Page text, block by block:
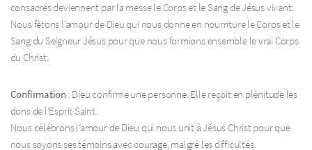
consacrés deviennent par la messe le Corps et le Sang de Jésus vivant.
Nous fêtons l’amour de Dieu qui nous donne en nourriture le Corps et le
Sang du Seigneur Jésus pour que nous formions ensemble le vrai Corps
du Christ.
Confirmation : Dieu confirme une personne. Elle reçoit en plénitude les
dons de l’Esprit Saint.
Nous célébrons l’amour de Dieu qui nous unit à Jésus Christ pour que
nous soyons ses témoins avec courage, malgré les difficultés.